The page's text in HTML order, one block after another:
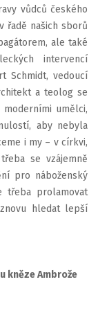
vůdců českého
řadě našich sborů
ale také
intervencí
Schmidt, vedoucí
a teolog se
umělci,
aby nebyla
i my – v církvi,
se vzájemně
pro náboženský
třeba prolamovat
hledat lepší
kněze Ambrože